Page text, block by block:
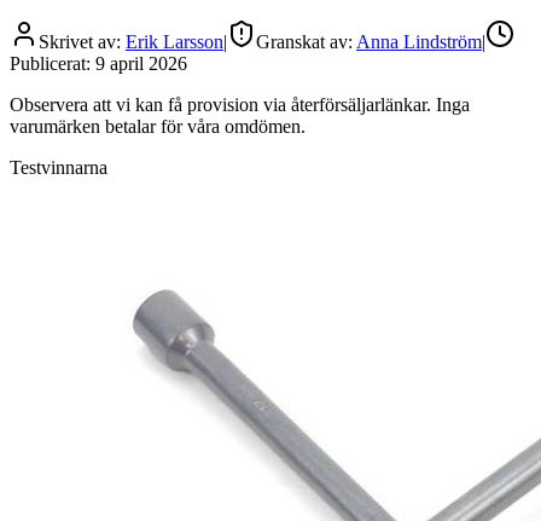
Skrivet av: Erik Larsson| Granskat av: Anna Lindström|
Publicerat: 9 april 2026
Observera att vi kan få provision via återförsäljarlänkar. Inga
varumärken betalar för våra omdömen.
Testvinnarna